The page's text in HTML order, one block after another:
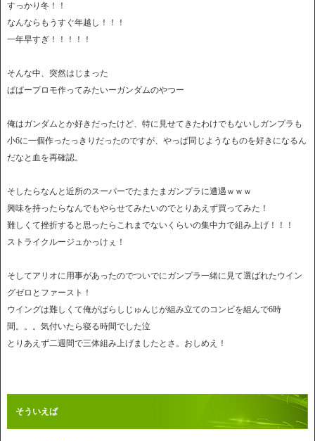
すっかり冬！！
なんならもうすぐ年越し！！！
一年早すぎ！！！！！
そんな中、突然はじまった
ぱぱープロモ作ってみたいーガンダムのやつー
俺はガンダムとか好きだったけど、特に見せてきたわけでもないしガンプラも
小6に一個作ったっきりだったのですが、やっぱ同じようなものを好きになるん
だなと血を再確認。
そしたらなんと近所のスーパーでたまたまガンプラに遭遇ｗｗｗ
興味を持ったらなんでもやらせてみたいのでとりあえず買ってみた！
難しくて挫折すると思ったらこれまでないくらいの集中力で組み上げ！！！
ストライクルージュかっけぇ！
そしてアリオに用事があったのでついでにガンプラ一緒に見て選ばれたウイン
グゼロとファースト！
ウイングは難しくて俺がばらしじゅんじが組み立てのコンビを組んで6時
間。。。気付いたら寝る時間でした泣
とりあえず二週間で三体組み上げましたとさ。おしめえ！
そういえば